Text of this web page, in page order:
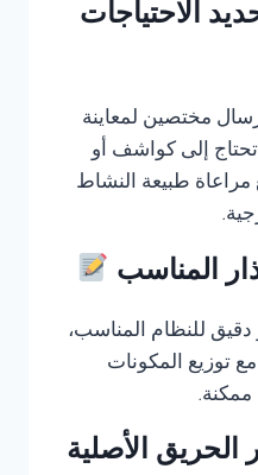
مختصين لمعاينة
تحتاج إلى كواشف أو
طبيعة النشاط
دقيق للنظام المناسب،
مع توزيع المكونات